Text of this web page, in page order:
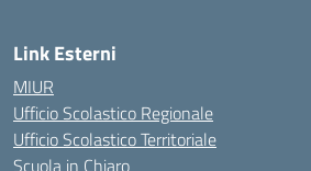
Link Esterni
MIUR
Ufficio Scolastico Regionale
Ufficio Scolastico Territoriale
Scuola in Chiaro